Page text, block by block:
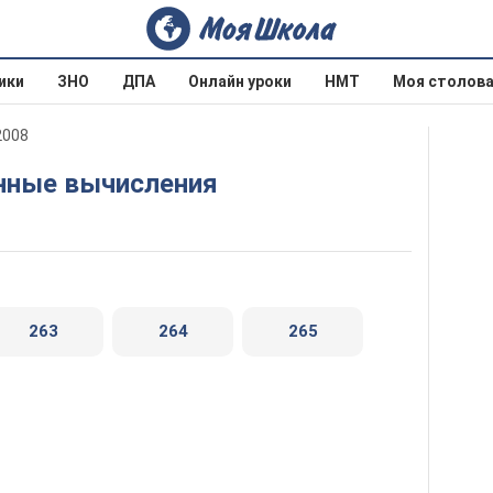
ЗНО ДПА Онлайн уроки НМТ Моя
вычисления
263 264 265